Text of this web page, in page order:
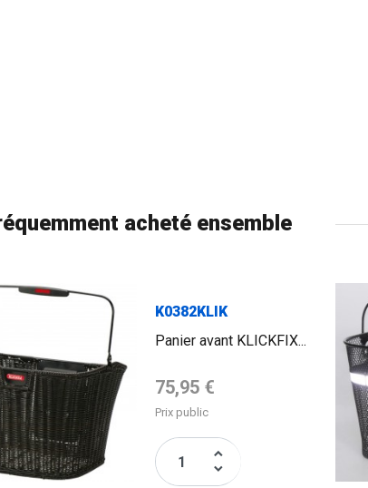
acheté ensemble
K0382KLIK
Panier avant KLICKFIX...
Prix de base
75,95 €
Prix public
keyboard_arrow_up
keyboard_arrow_down